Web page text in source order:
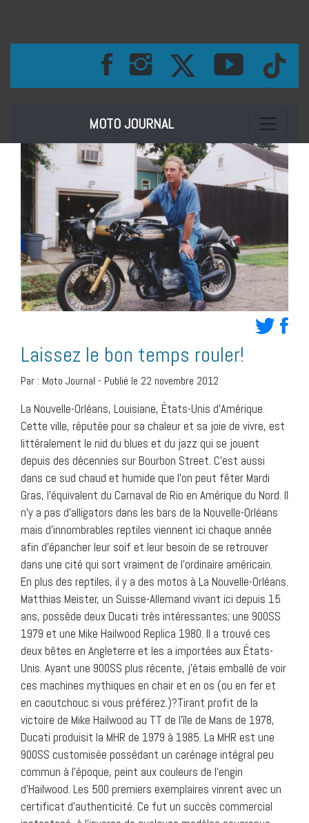
MOTO JOURNAL Toggle
Laissez le bon temps rouler!
Par : Moto Journal - Publié le 22 novembre 2012
La Nouvelle-Orléans, Louisiane, États-Unis d’Amérique.
Cette ville, réputée pour sa chaleur et sa joie de vivre, est
littéralement le nid du blues et du jazz qui se jouent
depuis des décennies sur Bourbon Street. C’est aussi
dans ce sud chaud et humide que l’on peut fêter Mardi
Gras, l’équivalent du Carnaval de Rio en Amérique du Nord. Il
n’y a pas d’alligators dans les bars de la Nouvelle-Orléans
mais d’innombrables reptiles viennent ici chaque année
afin d’épancher leur soif et leur besoin de se retrouver
dans une cité qui sort vraiment de l’ordinaire américain.
En plus des reptiles, il y a des motos à La Nouvelle-Orléans.
Matthias Meister, un Suisse-Allemand vivant ici depuis 15
ans, possède deux Ducati très intéressantes; une 900SS
1979 et une Mike Hailwood Replica 1980. Il a trouvé ces
deux bêtes en Angleterre et les a importées aux États-
Unis. Ayant une 900SS plus récente, j’étais emballé de voir
ces machines mythiques en chair et en os (ou en fer et
en caoutchouc si vous préférez.)?Tirant profit de la
victoire de Mike Hailwood au TT de l’île de Mans de 1978,
Ducati produisit la MHR de 1979 à 1985. La MHR est une
900SS customisée possédant un carénage intégral peu
commun à l’époque, peint aux couleurs de l’engin
d’Hailwood. Les 500 premiers exemplaires vinrent avec un
certificat d’authenticité. Ce fut un succès commercial